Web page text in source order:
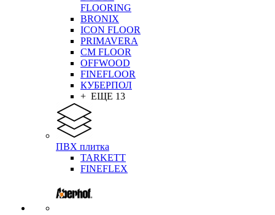
FLOORING
BRONIX
ICON FLOOR
PRIMAVERA
CM FLOOR
OFFWOOD
FINEFLOOR
КУБЕРПОЛ
+ ЕЩЕ 13
ПВХ плитка
TARKETT
FINEFLEX